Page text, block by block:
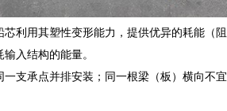
利用其塑性变形能力，提供优异的耗能（
入结构的能量。
支承点并排安装；同一根梁（板）横向不